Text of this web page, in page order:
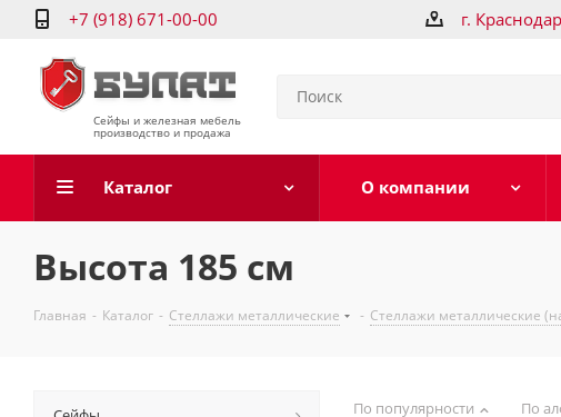
+7 (918) 671-00-00 г.
Сейфы и железная мебель
производство и продажа
Каталог О компании
Высота 185 см
Главная - Каталог - Стеллажи металлические - Стеллажи металлические
По популярности По